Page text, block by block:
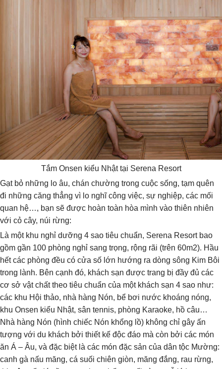
Tắm Onsen kiểu Nhật tại Serena Resort
Gạt bỏ những lo âu, chán chường trong cuộc sống, tạm quên
đi những căng thẳng vì lo nghĩ công việc, sự nghiệp, các mối
quan hệ…, bạn sẽ được hoàn toàn hòa mình vào thiên nhiên
với cỏ cây, núi rừng:
Là một khu nghỉ dưỡng 4 sao tiêu chuẩn, Serena Resort bao
gồm gần 100 phòng nghỉ sang trọng, rộng rãi (trên 60m2). Hầu
hết các phòng đều có cửa số lớn hướng ra dòng sông Kim Bôi
trong lành. Bên cạnh đó, khách sạn được trang bị đầy đủ các
cơ sở vật chất theo tiêu chuẩn của một khách sạn 4 sao như:
các khu Hội thảo, nhà hàng Nón, bể bơi nước khoáng nóng,
khu Onsen kiểu Nhật, sân tennis, phòng Karaoke, hồ câu…
Nhà hàng Nón (hình chiếc Nón khổng lồ) không chỉ gây ấn
tượng với du khách bởi thiết kế độc đáo mà còn bởi các món
ăn Á – Âu, và đặc biệt là các món đặc sản của dân tộc Mường:
canh gà nấu măng, cá suối chiên giòn, măng đắng, rau rừng,